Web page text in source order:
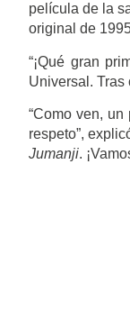
película de la
original de
“¡Qué gran
Universal. Tras
“Como ven,
respeto”,
Jumanji.